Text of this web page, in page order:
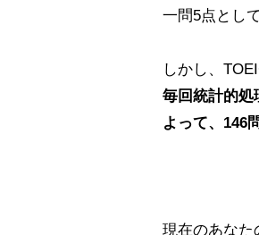
一問5点とし
しかし、
毎回統計的処
よって、146
現在のあなた